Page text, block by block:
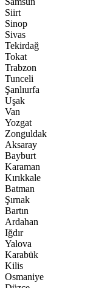
Siirt
Sinop
Sivas
Tekirdağ
Tokat
Trabzon
Tunceli
Şanlıurfa
Uşak
Van
Yozgat
Zonguldak
Aksaray
Bayburt
Karaman
Kırıkkale
Batman
Şırnak
Bartın
Ardahan
Iğdır
Yalova
Karabük
Kilis
Osmaniye